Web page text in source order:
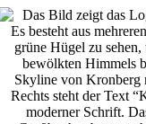
Zum
Inhalt
springen